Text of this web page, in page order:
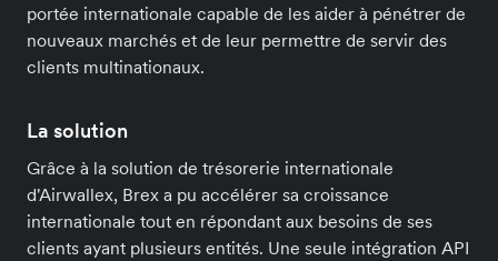
portée internationale capable de les aider à pénétrer de
nouveaux marchés et de leur permettre de servir des
clients multinationaux.
La solution
Grâce à la solution de trésorerie internationale
d'Airwallex, Brex a pu accélérer sa croissance
internationale tout en répondant aux besoins de ses
clients ayant plusieurs entités. Une seule intégration API